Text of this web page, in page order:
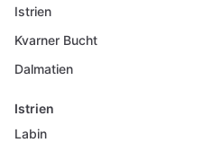
Istrien
Kvarner Bucht
Dalmatien
Istrien
Labin